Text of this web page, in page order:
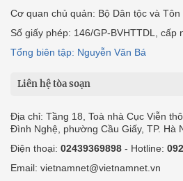
Cơ quan chủ quản: Bộ Dân tộc và Tôn
Số giấy phép: 146/GP-BVHTTDL, cấp
Tổng biên tập: Nguyễn Văn Bá
Liên hệ tòa soạn
Địa chỉ: Tầng 18, Toà nhà Cục Viễn
Đình Nghệ, phường Cầu Giấy, TP. Hà
Điện thoại: 02439369898 - Hotline:
Email: vietnamnet@vietnamnet.vn